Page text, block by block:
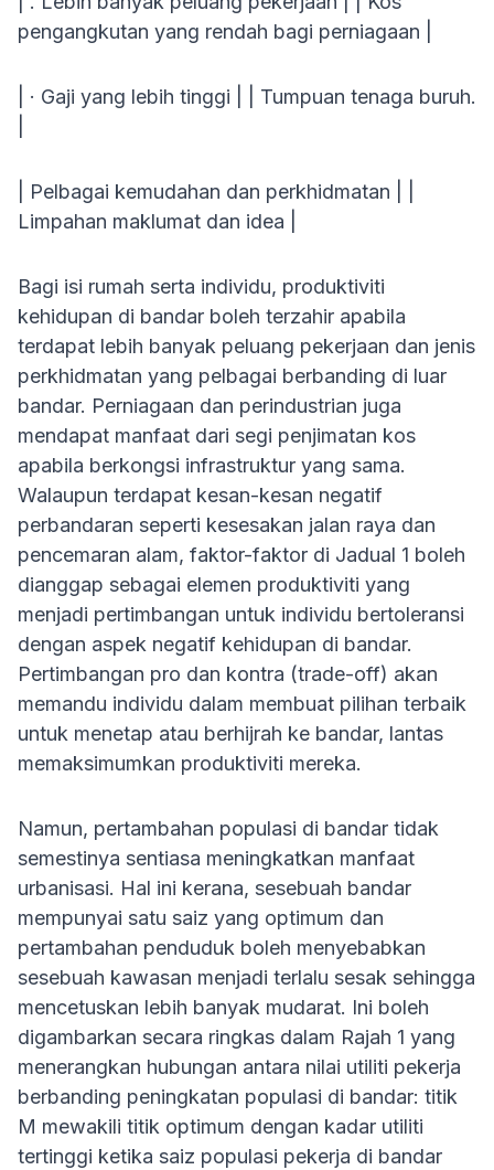
pengangkutan yang rendah bagi perniagaan |
| · Gaji yang lebih tinggi | | Tumpuan tenaga buruh.
| Pelbagai kemudahan dan perkhidmatan | |
Limpahan maklumat dan idea |
Bagi isi rumah serta individu, produktiviti
kehidupan di bandar boleh terzahir apabila
terdapat lebih banyak peluang pekerjaan dan jenis
perkhidmatan yang pelbagai berbanding di luar
bandar. Perniagaan dan perindustrian juga
mendapat manfaat dari segi penjimatan kos
apabila berkongsi infrastruktur yang sama.
Walaupun terdapat kesan-kesan negatif
perbandaran seperti kesesakan jalan raya dan
pencemaran alam, faktor-faktor di Jadual 1 boleh
dianggap sebagai elemen produktiviti yang
menjadi pertimbangan untuk individu bertoleransi
dengan aspek negatif kehidupan di bandar.
Pertimbangan pro dan kontra (trade-off) akan
memandu individu dalam membuat pilihan terbaik
untuk menetap atau berhijrah ke bandar, lantas
memaksimumkan produktiviti mereka.
Namun, pertambahan populasi di bandar tidak
semestinya sentiasa meningkatkan manfaat
urbanisasi. Hal ini kerana, sesebuah bandar
mempunyai satu saiz yang optimum dan
pertambahan penduduk boleh menyebabkan
sesebuah kawasan menjadi terlalu sesak sehingga
mencetuskan lebih banyak mudarat. Ini boleh
digambarkan secara ringkas dalam Rajah 1 yang
menerangkan hubungan antara nilai utiliti pekerja
berbanding peningkatan populasi di bandar: titik
M mewakili titik optimum dengan kadar utiliti
tertinggi ketika saiz populasi pekerja di bandar